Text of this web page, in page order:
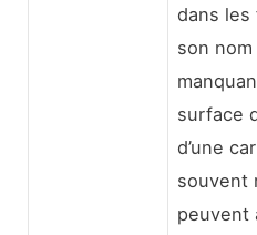
dans les
son
surface
d’une
souvent
peuvent